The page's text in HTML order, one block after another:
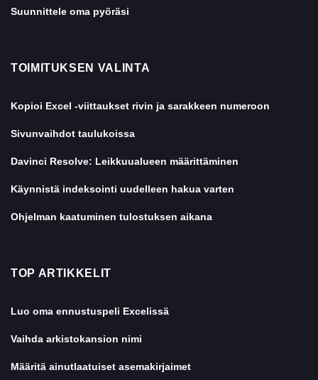
Suunnittele oma pyöräsi
TOIMITUKSEN VALINTA
Kopioi Excel -viittaukset rivin ja sarakkeen numeroon
Sivunvaihdot taulukoissa
Davinci Resolve: Leikkuualueen määrittäminen
Käynnistä indeksointi uudelleen hakua varten
Ohjelman kaatuminen tulostuksen aikana
TOP ARTIKKELIT
Luo oma ennustuspeli Excelissä
Vaihda arkistokansion nimi
Määritä ainutlaatuiset asemakirjaimet